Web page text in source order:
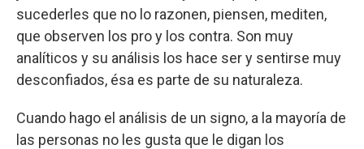
sucederles que no lo razonen, piensen, mediten,
que observen los pro y los contra. Son muy
analíticos y su análisis los hace ser y sentirse muy
desconfiados, ésa es parte de su naturaleza.
Cuando hago el análisis de un signo, a la mayoría de
las personas no les gusta que le digan los